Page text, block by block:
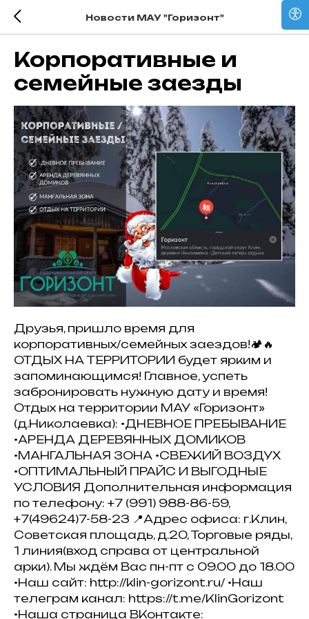
Новости МАУ "Горизонт"
Корпоративные и
семейные заезды
Друзья, пришло время для
корпоративных/семейных заездов!🏕🔥
ОТДЫХ НА ТЕРРИТОРИИ будет ярким и
запоминающимся! Главное, успеть
забронировать нужную дату и время!
Отдых на территории МАУ «Горизонт»
(д.Николаевка): •ДНЕВНОЕ ПРЕБЫВАНИЕ
•АРЕНДА ДЕРЕВЯННЫХ ДОМИКОВ
•МАНГАЛЬНАЯ ЗОНА •СВЕЖИЙ ВОЗДУХ
•ОПТИМАЛЬНЫЙ ПРАЙС И ВЫГОДНЫЕ
УСЛОВИЯ Дополнительная информация
по телефону: +7 (991) 988-86-59,
+7(49624)7-58-23 📍Адрес офиса: г.Клин,
Советская площадь, д.20, Торговые ряды,
1 линия(вход справа от центральной
арки). Мы ждём Вас пн-пт с 09.00 до 18.00
•Наш сайт: http://klin-gorizont.ru/ •Наш
телеграм канал: https://t.me/KlinGorizont
•Наша страница ВКонтакте: